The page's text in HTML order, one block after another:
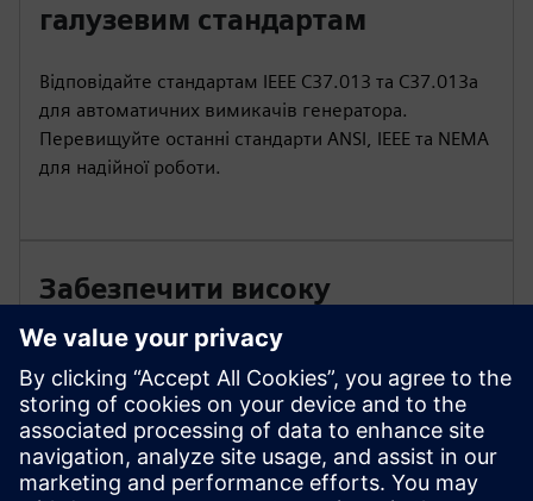
галузевим стандартам
Відповідайте стандартам IEEE C37.013 та C37.013a
для автоматичних вимикачів генератора.
Перевищуйте останні стандарти ANSI, IEEE та NEMA
для надійної роботи.
Забезпечити високу
продуктивність
Виконайте до 50 повних перебоїв з повною
несправністю. Очікуйте тривалий життєвий цикл
автоматичного вимикача з до 10 000 операцій з
механічною витривалістю.